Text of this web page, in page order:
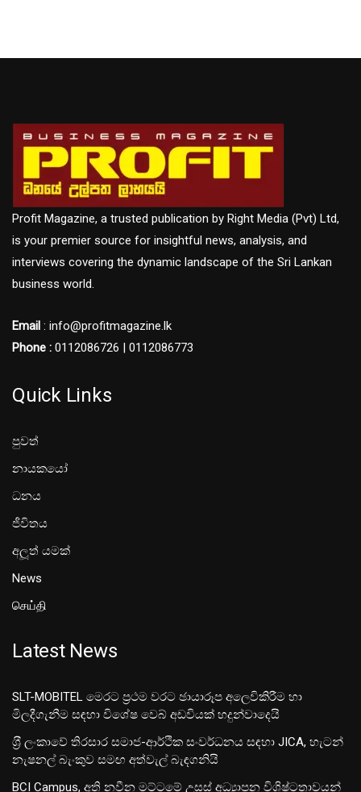
Profit Magazine, a trusted publication by Right Media (Pvt) Ltd,
is your premier source for insightful news, analysis, and
interviews covering the dynamic landscape of the Sri Lankan
business world.
Email : info@profitmagazine.lk
Phone : 0112086726 | 0112086773
Quick Links
පුවත්
නායකයෝ
ධනය
ජීවිතය
අලූත් යමක්
News
செய்தி
Latest News
SLT-MOBITEL මෙරට ප්‍රථම වරට ඡායාරූප අලෙවිකිරීම හා
මිලදීගැනීම සඳහා විශේෂ වෙබ් අඩවියක් හදුන්වාදෙයි
ශ‍්‍රී ලංකාවේ තිරසාර සමාජ-ආර්ථික සංවර්ධනය සඳහා JICA, හැටන්
නැෂනල් බැංකුව සමඟ අත්වැල් බැඳගනියි
BCI Campus, අති නවීන මට්ටමේ උසස් අධ්‍යාපන විශිෂ්ටතාවයන්